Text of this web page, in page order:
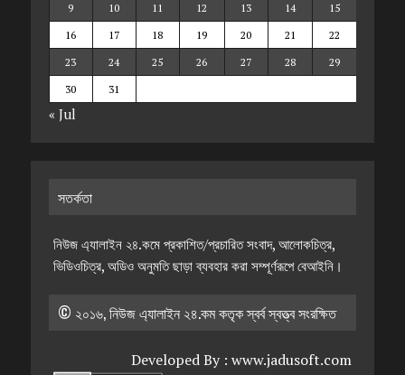
9
10 11 12 13 14
15
16
17 18 19 20 21
22
23
24 25 26 27 28
29
30
31
« Jul
সতর্কতা
নিউজ এ্যালাইন ২৪.কমে প্রকাশিত/প্রচারিত সংবাদ, আলোকচিত্র,
ভিডিওচিত্র, অডিও অনুমতি ছাড়া ব্যবহার করা সম্পূর্ণরূপে বেআইনি।
© ২০১৬, নিউজ এ্যালাইন ২৪.কম কতৃক স্বর্ব স্বত্ত্ব সংরক্ষিত
Developed By :www.jadusoft.com